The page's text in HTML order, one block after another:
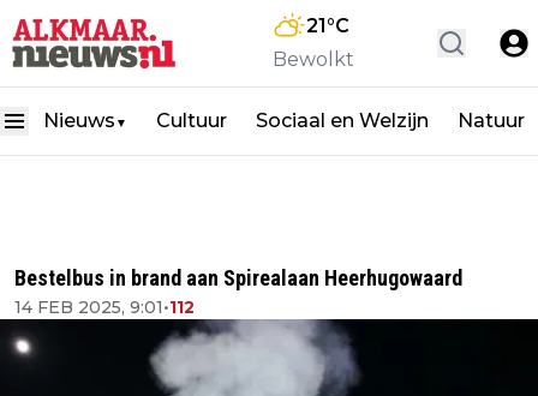
21°C
Bewolkt
Nieuws ▼ Cultuur Sociaal en Welzijn Natuur
Bestelbus in brand aan Spirealaan Heerhugowaard
14 FEB 2025, 9:01•112